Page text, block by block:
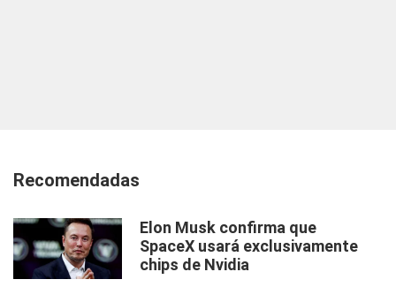
Recomendadas
Elon Musk confirma que
SpaceX usará exclusivamente
chips de Nvidia